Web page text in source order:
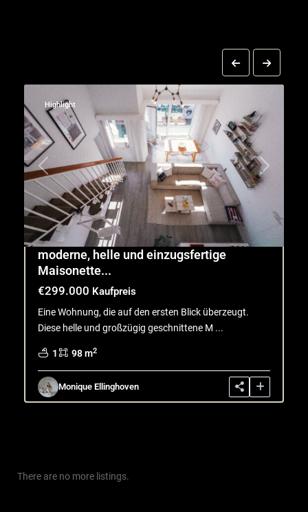
Previous Next
Highlight
moderne, helle und einzugsfertige
Maisonette...
€299.000 Kaufpreis
Eine Wohnung, die auf den ersten Blick überzeugt.
Diese helle und großzügig geschnittene M ...
1 98 m2
Monique Ellinghoven
There are no more listings.